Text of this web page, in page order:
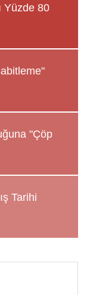
Yüzde 80
"Çöp
Tarihi